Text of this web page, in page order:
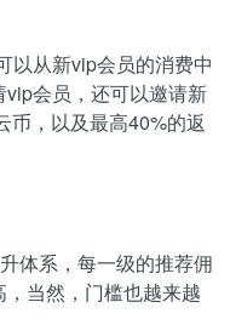
以从新vip会员的消费中
会员，还可以邀请新
币，以及最高40%的返
体系，每一级的推荐佣
当然，门槛也越来越